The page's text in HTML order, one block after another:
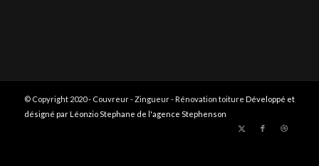
© Copyright 2020 - Couvreur - Zingueur - Rénovation toiture Développé et
désigné par Léonzio Stephane de l'agence Stephenson